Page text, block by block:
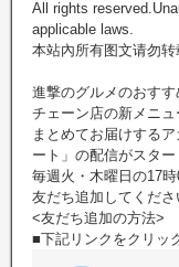
All rights
applicable laws.
本站內所有图文请勿
進撃のグルメのおすす
チェーン店の新メニ
まとめてお届けする
ート」の配信がスター
毎週火・木曜日の17
友だち追加してくださ
<友だち追加の方法>
■下記リンクをクリッ